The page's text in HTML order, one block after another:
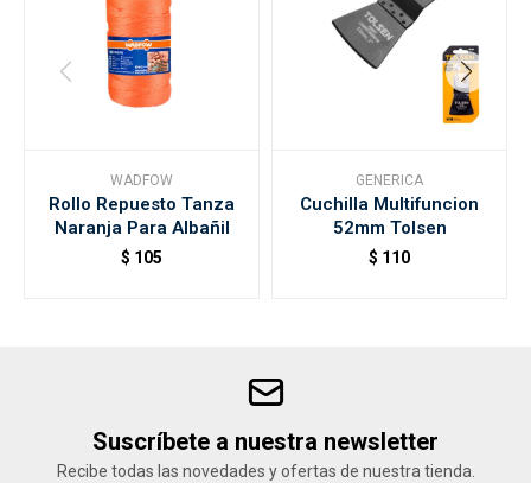
WADFOW
Rollo Repuesto Tanza
Naranja Para Albañil
$ 105
GENERICA
Cuchilla Multifuncion
52mm Tolsen
$ 110
Suscríbete a nuestra newsletter
Recibe todas las novedades y ofertas de nuestra tienda.